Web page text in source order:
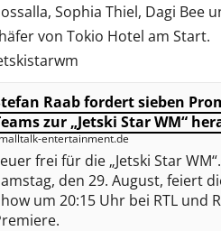
, Sophia Thiel, Dagi Bee
von Tokio Hotel am Start.
Raab fordert sieben
zur „Jetski Star WM“
entertainment.de
frei für die „Jetski Star
den 29. August, feiert
um 20:15 Uhr bei RTL und